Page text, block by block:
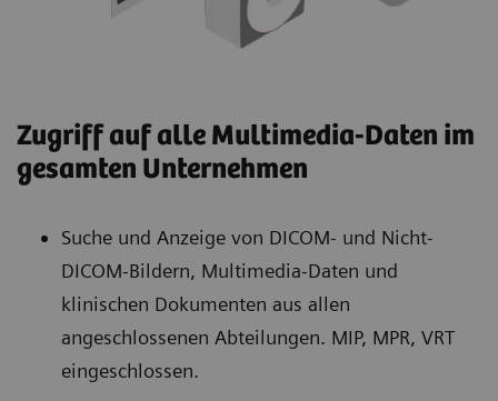
Zugriff auf alle Multimedia-Daten im
gesamten Unternehmen
Suche und Anzeige von DICOM- und Nicht-
DICOM-Bildern, Multimedia-Daten und
klinischen Dokumenten aus allen
angeschlossenen Abteilungen. MIP, MPR, VRT
eingeschlossen.